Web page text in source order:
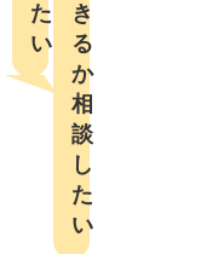
た
い
き
る
か
相
談
し
た
い